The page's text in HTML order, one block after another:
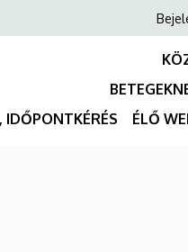
fiók
IDŐPONTKÉRÉS
ÉLŐ